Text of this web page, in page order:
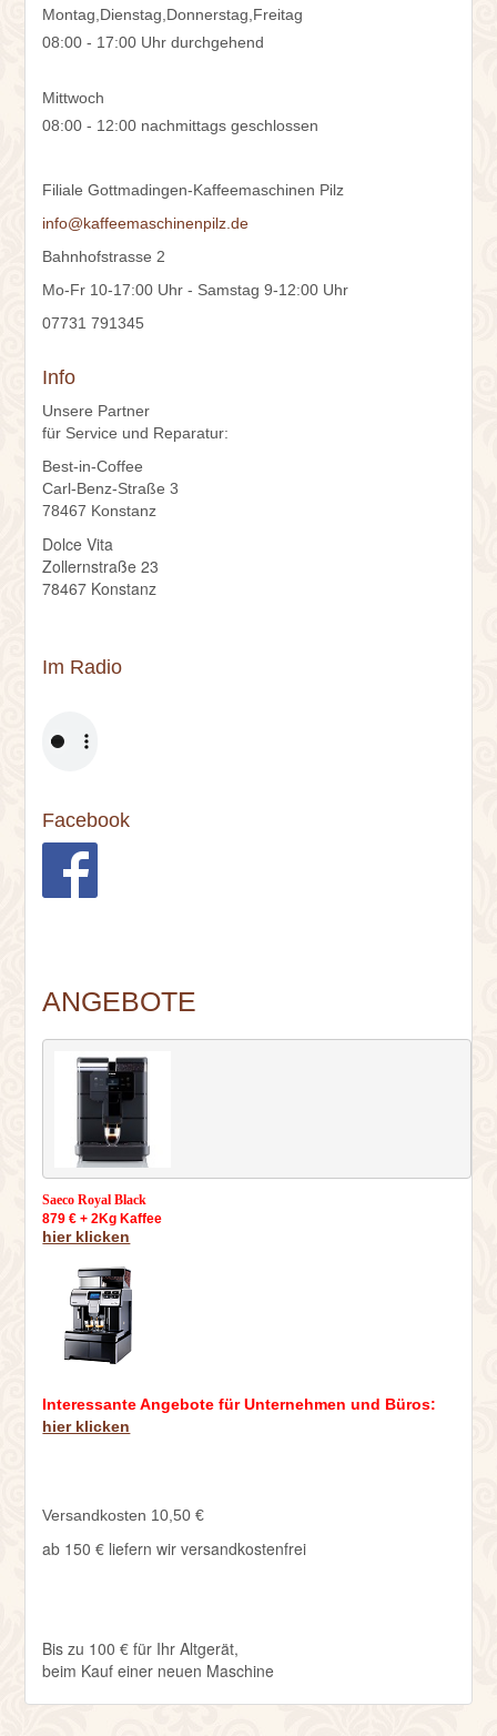
Montag,Dienstag,Donnerstag,Freitag
08:00 - 17:00 Uhr durchgehend
Mittwoch
08:00 - 12:00 nachmittags geschlossen
Filiale Gottmadingen-Kaffeemaschinen Pilz
info@kaffeemaschinenpilz.de
Bahnhofstrasse 2
Mo-Fr 10-17:00 Uhr - Samstag 9-12:00 Uhr
07731 791345
Info
Unsere Partner
für Service und Reparatur:
Best-in-Coffee
Carl-Benz-Straße 3
78467 Konstanz
Dolce Vita
Zollernstraße 23
78467 Konstanz
Im Radio
Facebook
ANGEBOTE
Saeco Royal Black
879 € + 2Kg Kaffee
hier klicken
Interessante Angebote für Unternehmen und Büros:
hier klicken
Versandkosten 10,50 €
ab 150 € liefern wir versandkostenfrei
Bis zu 100 € für Ihr Altgerät,
beim Kauf einer neuen Maschine